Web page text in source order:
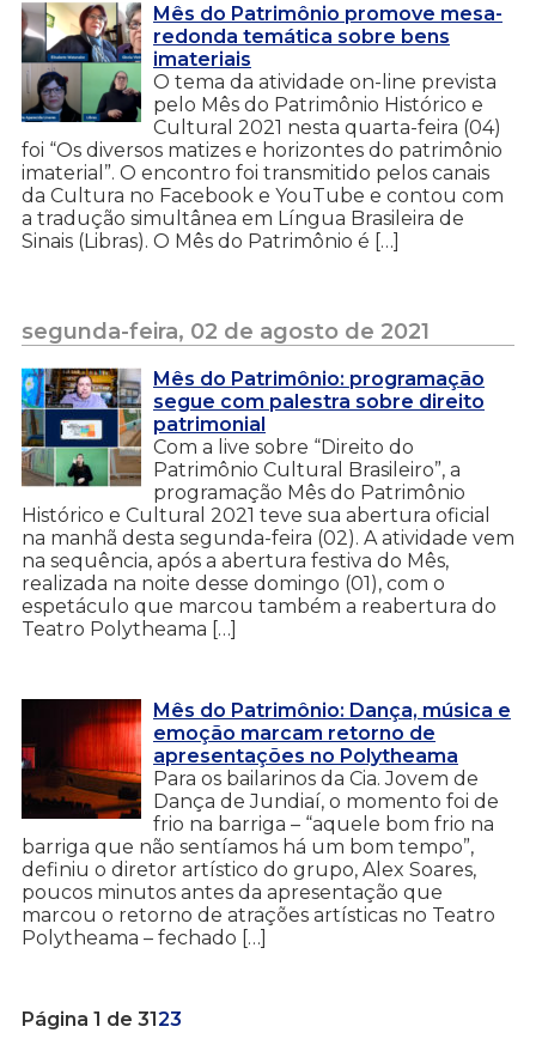
Mês do Patrimônio promove mesa-
redonda temática sobre bens
imateriais
O tema da atividade on-line prevista
pelo Mês do Patrimônio Histórico e
Cultural 2021 nesta quarta-feira (04)
foi “Os diversos matizes e horizontes do patrimônio
imaterial”. O encontro foi transmitido pelos canais
da Cultura no Facebook e YouTube e contou com
a tradução simultânea em Língua Brasileira de
Sinais (Libras). O Mês do Patrimônio é […]
segunda-feira, 02 de agosto de 2021
Mês do Patrimônio: programação
segue com palestra sobre direito
patrimonial
Com a live sobre “Direito do
Patrimônio Cultural Brasileiro”, a
programação Mês do Patrimônio
Histórico e Cultural 2021 teve sua abertura oficial
na manhã desta segunda-feira (02). A atividade vem
na sequência, após a abertura festiva do Mês,
realizada na noite desse domingo (01), com o
espetáculo que marcou também a reabertura do
Teatro Polytheama […]
Mês do Patrimônio: Dança, música e
emoção marcam retorno de
apresentações no Polytheama
Para os bailarinos da Cia. Jovem de
Dança de Jundiaí, o momento foi de
frio na barriga – “aquele bom frio na
barriga que não sentíamos há um bom tempo”,
definiu o diretor artístico do grupo, Alex Soares,
poucos minutos antes da apresentação que
marcou o retorno de atrações artísticas no Teatro
Polytheama – fechado […]
Página 1 de 3123